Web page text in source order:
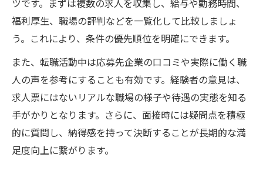
ツです。まずは複数の求人を収集し、給与や勤務時間、
福利厚生、職場の評判などを一覧化して比較しましょ
う。これにより、条件の優先順位を明確にできます。
また、転職活動中は応募先企業の口コミや実際に働く職
人の声を参考にすることも有効です。経験者の意見は、
求人票にはないリアルな職場の様子や待遇の実態を知る
手がかりとなります。さらに、面接時には疑問点を積極
的に質問し、納得感を持って決断することが長期的な満
足度向上に繋がります。